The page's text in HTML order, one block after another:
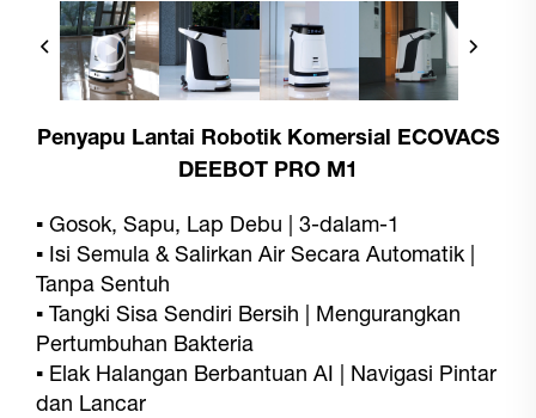
Penyapu Lantai Robotik Komersial ECOVACS
DEEBOT PRO M1
▪ Gosok, Sapu, Lap Debu | 3-dalam-1
▪ Isi Semula & Salirkan Air Secara Automatik |
Tanpa Sentuh
▪ Tangki Sisa Sendiri Bersih | Mengurangkan
Pertumbuhan Bakteria
▪ Elak Halangan Berbantuan AI | Navigasi Pintar
dan Lancar